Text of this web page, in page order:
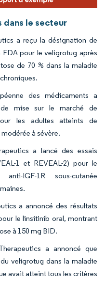
dans le secteur
a reçu la désignation de
pour le veligrotug après
de 70 % dans la maladie
des médicaments a
de mise sur le marché de
les adultes atteints de
à sévère.
a lancé des essais
1 et REVEAL-2) pour le
IGF-1R sous-cutanée
a annoncé des résultats
le linsitinib oral, montrant
à 150 mg BID.
a annoncé que
veligrotug dans la maladie
avait atteint tous les critères